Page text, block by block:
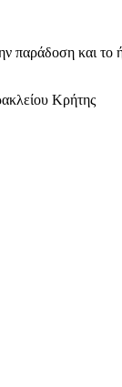
παράδοση και
Κρήτης